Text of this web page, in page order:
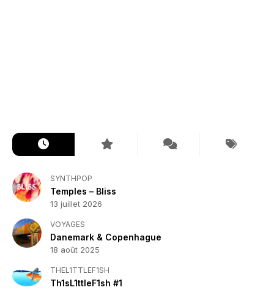
SYNTHPOP
Temples – Bliss
13 juillet 2026
VOYAGES
Danemark & Copenhague
18 août 2025
THEL1TTLEF1SH
Th1sL1ttleF1sh #1